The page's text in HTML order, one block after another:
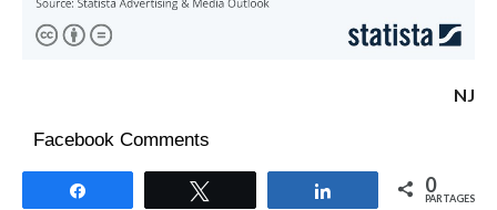
NJ
Facebook Comments
Partagez 0
PARTAGES